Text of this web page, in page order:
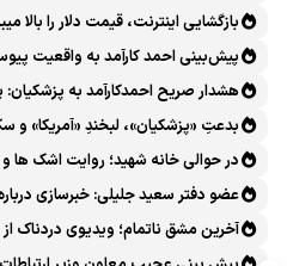
بازگشایی اینترنت، قیمت دلار را بالا
پیش‌بینی احمد کارآمد به واقعیت
هشدار صریح احمدکارآمد به پزشکیان:
بدعتِ «پزشکیان»، لبخندِ «آمریکا»
قانون‌گریزی در روز روشن!
در حوالی خانه شهید؛ روایت اشک ها
عضو دفتر سعید جلیلی: خبرسازی
است
آخرین مشق ناتمام؛ ویدیوی دردناک
پربازدید شد